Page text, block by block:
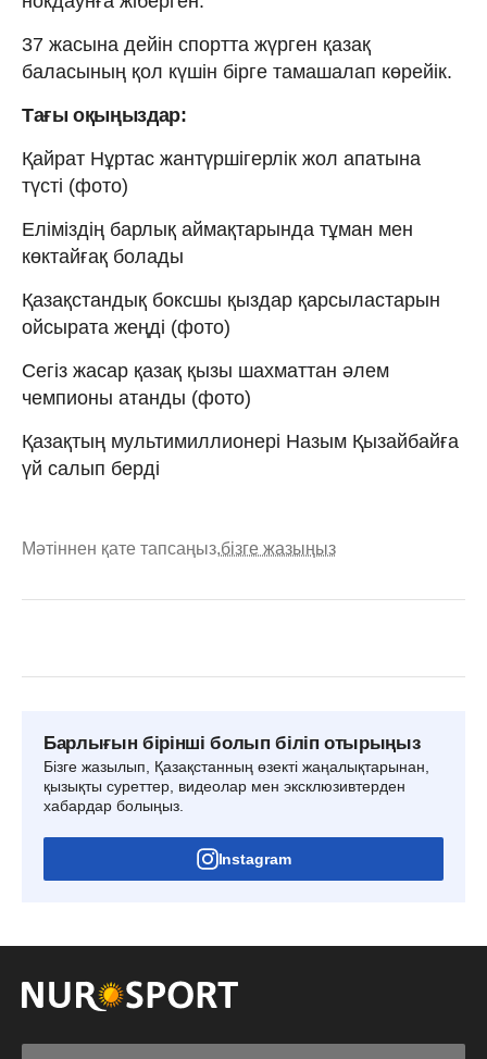
37 жасына дейін спортта жүрген қазақ
баласының қол күшін бірге тамашалап көрейік.
Тағы оқыңыздар:
Қайрат Нұртас жантүршігерлік жол апатына
түсті (фото)
Еліміздің барлық аймақтарында тұман мен
көктайғақ болады
Қазақстандық боксшы қыздар қарсыластарын
ойсырата жеңді (фото)
Сегіз жасар қазақ қызы шахматтан әлем
чемпионы атанды (фото)
Қазақтың мультимиллионері Назым Қызайбайға
үй салып берді
Мәтіннен қате тапсаңыз,бізге жазыңыз
Барлығын бірінші болып біліп отырыңыз
Бізге жазылып, Қазақстанның өзекті жаңалықтарынан,
қызықты суреттер, видеолар мен эксклюзивтерден
хабардар болыңыз.
Instagram